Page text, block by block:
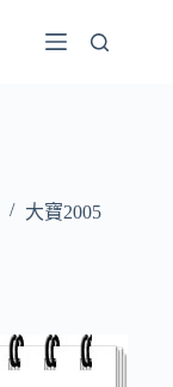
大寶2005